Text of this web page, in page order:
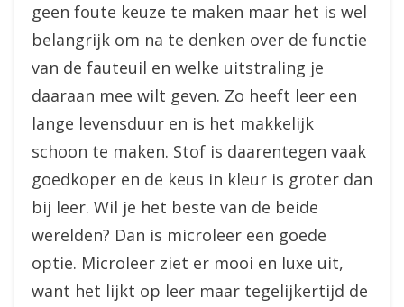
geen foute keuze te maken maar het is wel
belangrijk om na te denken over de functie
van de fauteuil en welke uitstraling je
daaraan mee wilt geven. Zo heeft leer een
lange levensduur en is het makkelijk
schoon te maken. Stof is daarentegen vaak
goedkoper en de keus in kleur is groter dan
bij leer. Wil je het beste van de beide
werelden? Dan is microleer een goede
optie. Microleer ziet er mooi en luxe uit,
want het lijkt op leer maar tegelijkertijd de